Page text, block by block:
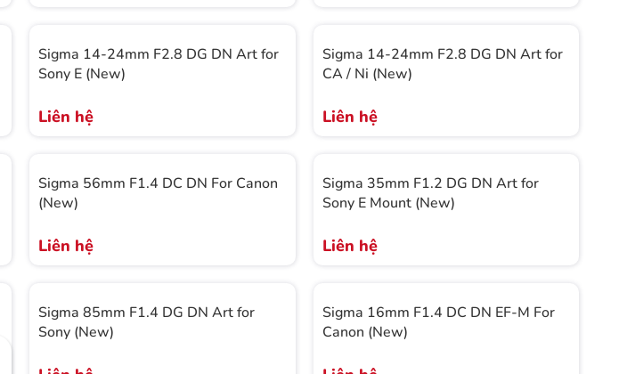
Sigma 14-24mm F2.8 DG DN Art for
Sony E (New)
Liên hệ
Sigma 14-24mm F2.8 DG DN Art for
CA / Ni (New)
Liên hệ
Sigma 56mm F1.4 DC DN For Canon
(New)
Liên hệ
Sigma 35mm F1.2 DG DN Art for
Sony E Mount (New)
Liên hệ
Sigma 85mm F1.4 DG DN Art for
Sony (New)
Sigma 16mm F1.4 DC DN EF-M For
Canon (New)